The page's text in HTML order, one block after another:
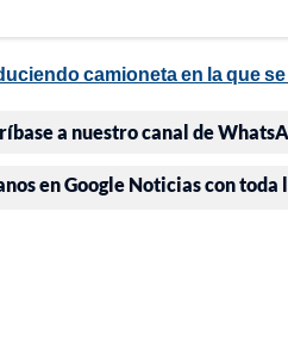
camioneta en la que
a nuestro canal de
en Google Noticias con